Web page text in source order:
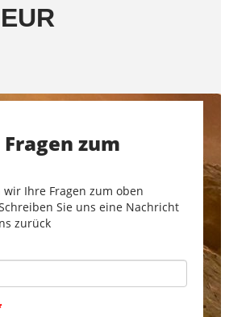
zum
Ihre Fragen zum oben
Sie uns eine Nachricht
zurück